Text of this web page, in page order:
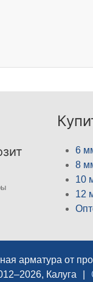
6
8
10
12
арматура от
Калуга